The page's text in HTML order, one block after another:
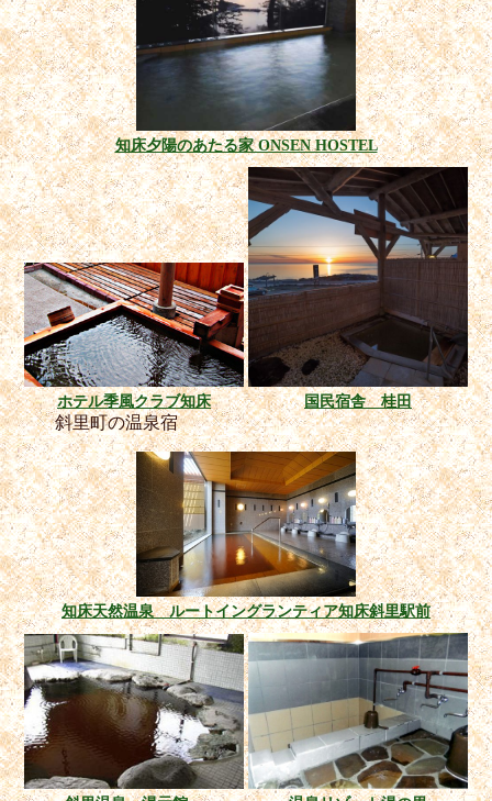
知床夕陽のあたる家 ONSEN HOSTEL
ホテル季風クラブ知床 国民宿舎 桂田
斜里町の温泉宿
知床天然温泉 ルートイングランティア知床斜里駅前